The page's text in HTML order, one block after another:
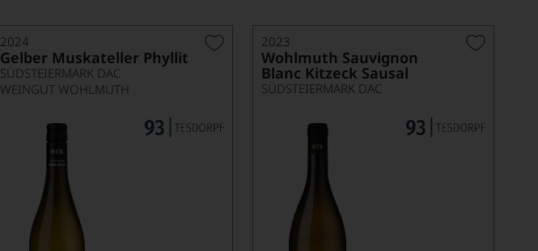
2024
Gelber Muskateller Phyllit
SÜDSTEIERMARK DAC
WEINGUT WOHLMUTH
2023
Wohlmuth Sauvignon
Blanc Kitzeck Sausal
SÜDSTEIERMARK DAC